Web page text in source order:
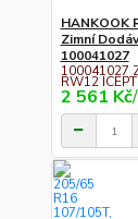
HANKOOK
Zimní
100041027
100041027
RW12
2 561 Kč/